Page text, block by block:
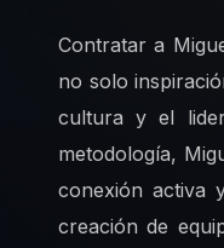
Contratar a
no solo
cultura y el
metodología,
conexión activa
creación de